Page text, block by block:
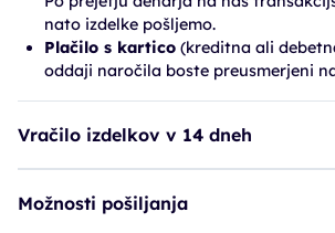
nato izdelke pošljemo.
Plačilo s kartico (kreditna ali
oddaji naročila boste preusmerjeni
Vračilo izdelkov v 14 dneh
Možnosti pošiljanja